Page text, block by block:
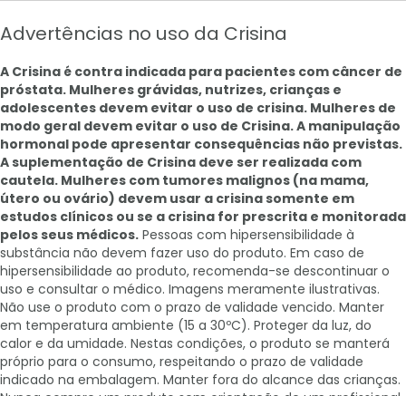
Advertências no uso da Crisina
A Crisina é contra indicada para pacientes com câncer de
próstata. Mulheres grávidas, nutrizes, crianças e
adolescentes devem evitar o uso de crisina. Mulheres de
modo geral devem evitar o uso de Crisina. A manipulação
hormonal pode apresentar consequências não previstas.
A suplementação de Crisina deve ser realizada com
cautela. Mulheres com tumores malignos (na mama,
útero ou ovário) devem usar a crisina somente em
estudos clínicos ou se a crisina for prescrita e monitorada
pelos seus médicos. Pessoas com hipersensibilidade à
substância não devem fazer uso do produto. Em caso de
hipersensibilidade ao produto, recomenda-se descontinuar o
uso e consultar o médico. Imagens meramente ilustrativas.
Não use o produto com o prazo de validade vencido. Manter
em temperatura ambiente (15 a 30ºC). Proteger da luz, do
calor e da umidade. Nestas condições, o produto se manterá
próprio para o consumo, respeitando o prazo de validade
indicado na embalagem. Manter fora do alcance das crianças.